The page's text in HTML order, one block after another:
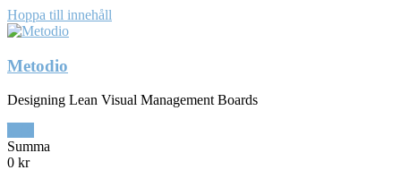
Hoppa till innehåll
Metodio
Designing Lean Visual Management Boards
Summa
0 kr